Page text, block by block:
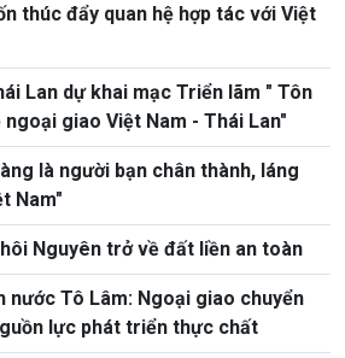
thúc đẩy quan hệ hợp tác với Việt
Lan dự khai mạc Triển lãm " Tôn
giao Việt Nam - Thái Lan"
là người bạn chân thành, láng
Nam"
Nguyên trở về đất liền an toàn
nước Tô Lâm: Ngoại giao chuyển
lực phát triển thực chất